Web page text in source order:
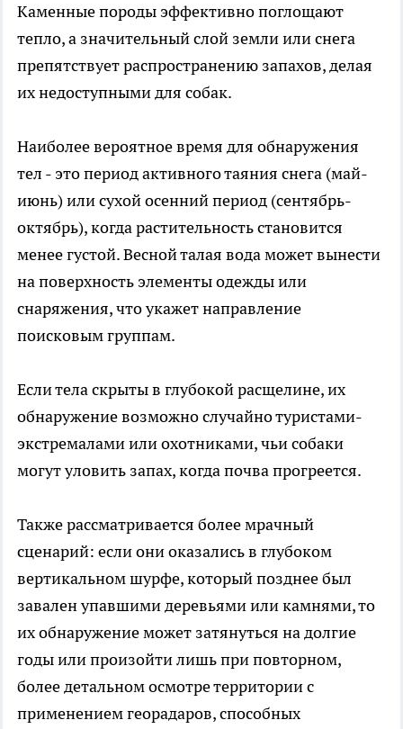
Каменные породы эффективно поглощают
тепло, а значительный слой земли или снега
препятствует распространению запахов, делая
их недоступными для собак.
Наиболее вероятное время для обнаружения
тел - это период активного таяния снега (май-
июнь) или сухой осенний период (сентябрь-
октябрь), когда растительность становится
менее густой. Весной талая вода может вынести
на поверхность элементы одежды или
снаряжения, что укажет направление
поисковым группам.
Если тела скрыты в глубокой расщелине, их
обнаружение возможно случайно туристами-
экстремалами или охотниками, чьи собаки
могут уловить запах, когда почва прогреется.
Также рассматривается более мрачный
сценарий: если они оказались в глубоком
вертикальном шурфе, который позднее был
завален упавшими деревьями или камнями, то
их обнаружение может затянуться на долгие
годы или произойти лишь при повторном,
более детальном осмотре территории с
применением георадаров, способных